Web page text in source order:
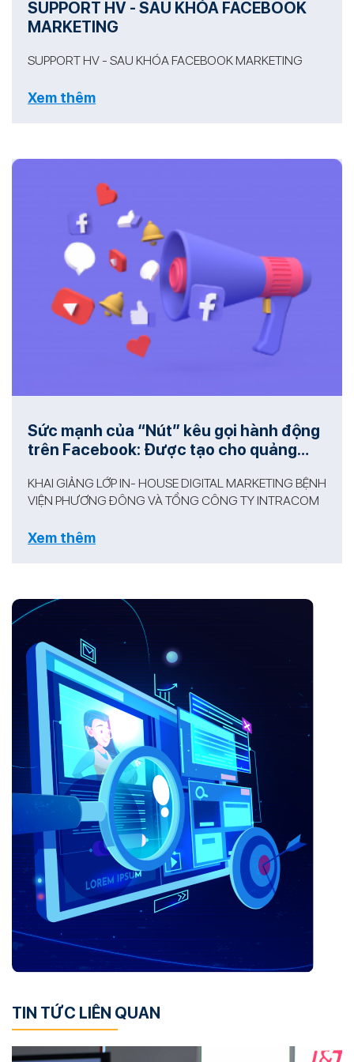
SUPPORT HV - SAU KHÓA FACEBOOK
MARKETING
SUPPORT HV - SAU KHÓA FACEBOOK MARKETING
Xem thêm
Sức mạnh của “Nút” kêu gọi hành động
trên Facebook: Được tạo cho quảng
KHAI GIẢNG LỚP IN- HOUSE DIGITAL MARKETING BỆNH
VIỆN PHƯƠNG ĐÔNG VÀ TỔNG CÔNG TY INTRACOM
Xem thêm
TIN TỨC LIÊN QUAN